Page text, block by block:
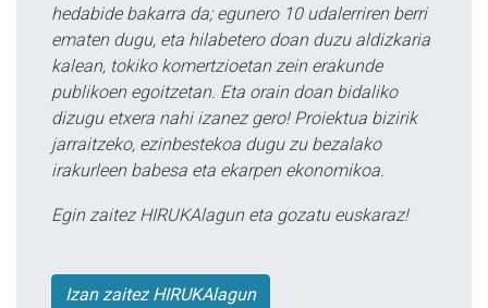
hedabide bakarra da; egunero 10 udalerriren berri
ematen dugu, eta hilabetero doan duzu aldizkaria
kalean, tokiko komertzioetan zein erakunde
publikoen egoitzetan. Eta orain doan bidaliko
dizugu etxera nahi izanez gero! Proiektua bizirik
jarraitzeko, ezinbestekoa dugu zu bezalako
irakurleen babesa eta ekarpen ekonomikoa.
Egin zaitez HIRUKAlagun eta gozatu euskaraz!
Izan zaitez HIRUKAlagun